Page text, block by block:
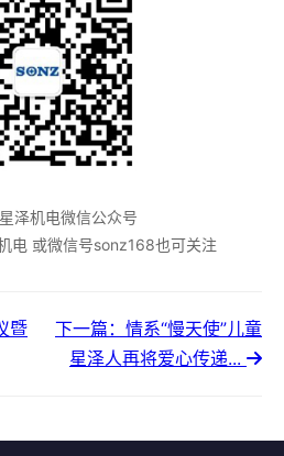
泽机电微信公众号
电 或微信号sonz168也可关注
暨
下一篇：情系“慢天使”儿童
星泽人再将爱心传递...